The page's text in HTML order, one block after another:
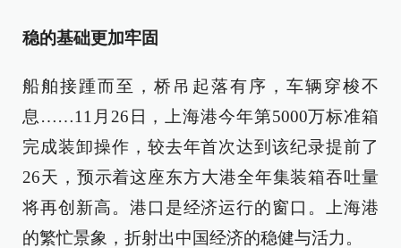
稳的基础更加牢固
船舶接踵而至，桥吊起落有序，车辆穿梭不
息……11月26日，上海港今年第5000万标准箱
完成装卸操作，较去年首次达到该纪录提前了
26天，预示着这座东方大港全年集装箱吞吐量
将再创新高。港口是经济运行的窗口。上海港
的繁忙景象，折射出中国经济的稳健与活力。